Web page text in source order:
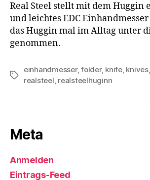
Real Steel stellt mit dem Huggin
und leichtes EDC
das Huggin mal im Alltag unter
genommen.
Schlagwörter
einhandmesser,folder, knife, knives,
realsteel, realsteelhuginn
Meta
Anmelden
Eintrags-Feed